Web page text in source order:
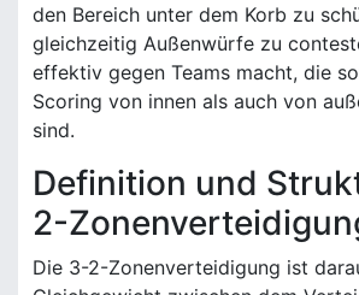
den Bereich unter dem Korb zu
gleichzeitig Außenwürfe zu
effektiv gegen Teams macht, die
Scoring von innen als auch von
sind.
Definition und
2-
Die 3-2-Zonenverteidigung ist